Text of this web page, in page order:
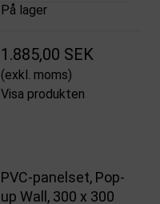
På lager
1.885,00 SEK
(exkl. moms)
Visa produkten
PVC-panelset, Pop-
up Wall, 300 x 300